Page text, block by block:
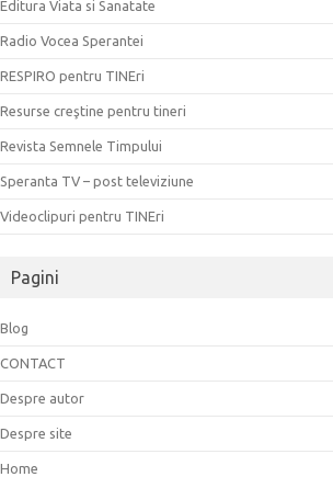
Editura Viata si Sanatate
Radio Vocea Sperantei
RESPIRO pentru TINEri
Resurse creştine pentru tineri
Revista Semnele Timpului
Speranta TV – post televiziune
Videoclipuri pentru TINEri
Pagini
Blog
CONTACT
Despre autor
Despre site
Home